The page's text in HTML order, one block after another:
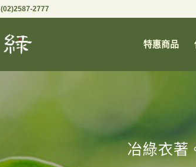
(02)2587-2777
特惠商品
冶綠衣著